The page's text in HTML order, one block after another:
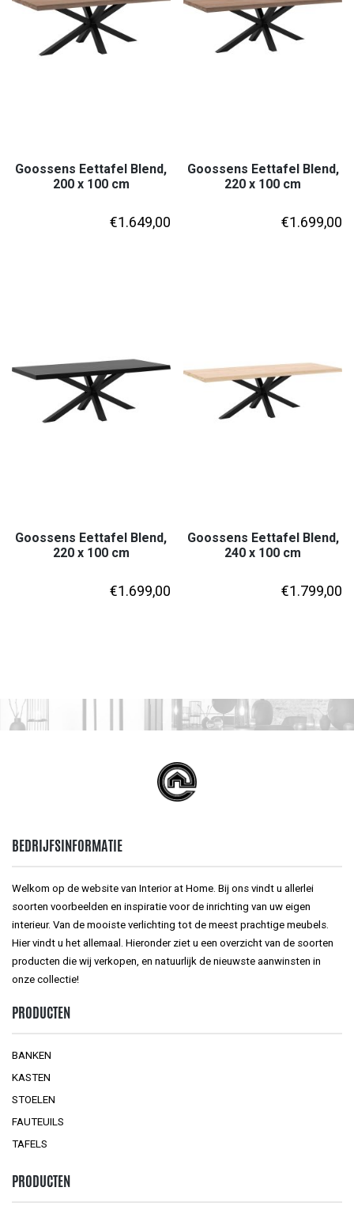
Goossens Eettafel Blend,
200 x 100 cm
€1.649,00
Goossens Eettafel Blend,
220 x 100 cm
€1.699,00
Goossens Eettafel Blend,
220 x 100 cm
€1.699,00
Goossens Eettafel Blend,
240 x 100 cm
€1.799,00
BEDRIJFSINFORMATIE
Welkom op de website van Interior at Home. Bij ons vindt u allerlei
soorten voorbeelden en inspiratie voor de inrichting van uw eigen
interieur. Van de mooiste verlichting tot de meest prachtige meubels.
Hier vindt u het allemaal. Hieronder ziet u een overzicht van de soorten
producten die wij verkopen, en natuurlijk de nieuwste aanwinsten in
onze collectie!
PRODUCTEN
BANKEN
KASTEN
STOELEN
FAUTEUILS
TAFELS
PRODUCTEN